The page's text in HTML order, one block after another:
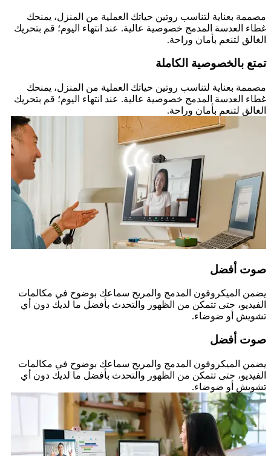
مصممة بعناية لتناسب روتين حياتك العملية من المنزل، يمنحك
غطاء العدسة المدمج خصوصية عالية. عند انتهاء اليوم؛ قم بتحريك
الغالق لتنعم بأمان وراحة.
تمتع بالخصوصية الكاملة
مصممة بعناية لتناسب روتين حياتك العملية من المنزل، يمنحك
غطاء العدسة المدمج خصوصية عالية. عند انتهاء اليوم؛ قم بتحريك
الغالق لتنعم بأمان وراحة.
صوت أفضل
يضمن الميكروفون المدمج والمريح سماعك بوضوح في مكالمات
الفيديو، حتى تتمكن من الظهور والتحدث بأفضل ما لديك دون أي
تشويش أو ضوضاء.
صوت أفضل
يضمن الميكروفون المدمج والمريح سماعك بوضوح في مكالمات
الفيديو، حتى تتمكن من الظهور والتحدث بأفضل ما لديك دون أي
تشويش أو ضوضاء.